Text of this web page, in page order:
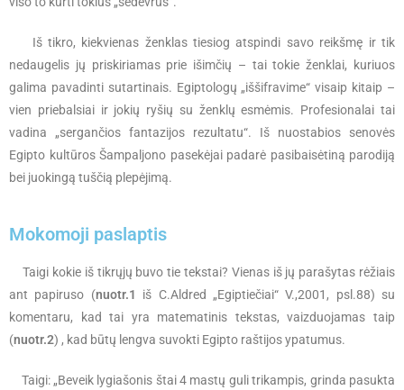
Iš tikro, kiekvienas ženklas tiesiog atspindi savo reikšmę ir tik
nedaugelis jų priskiriamas prie išimčių – tai tokie ženklai, kuriuos
galima pavadinti sutartinais. Egiptologų „iššifravime“ visaip kitaip –
vien priebalsiai ir jokių ryšių su ženklų esmėmis. Profesionalai tai
vadina „sergančios fantazijos rezultatu“. Iš nuostabios senovės
Egipto kultūros Šampaljono pasekėjai padarė pasibaisėtiną parodiją
bei juokingą tuščią plepėjimą.
Mokomoji paslaptis
Taigi kokie iš tikrųjų buvo tie tekstai? Vienas iš jų parašytas rėžiais
ant papiruso (nuotr.1
iš C.Aldred „Egiptiečiai“ V.,2001, psl.88) su
komentaru, kad tai yra matematinis tekstas, vaizduojamas taip
(nuotr.2) , kad būtų lengva suvokti Egipto raštijos ypatumus.
Taigi: „Beveik lygiašonis štai 4 mastų guli trikampis, grinda pasukta